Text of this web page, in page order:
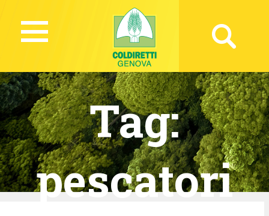
Tag:
pescatori